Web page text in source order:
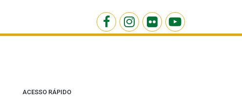
ACESSO RÁPIDO